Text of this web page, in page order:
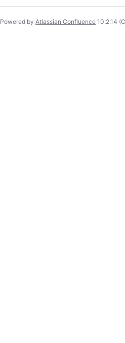
Powered by Atlassian Confluence 10.2.14